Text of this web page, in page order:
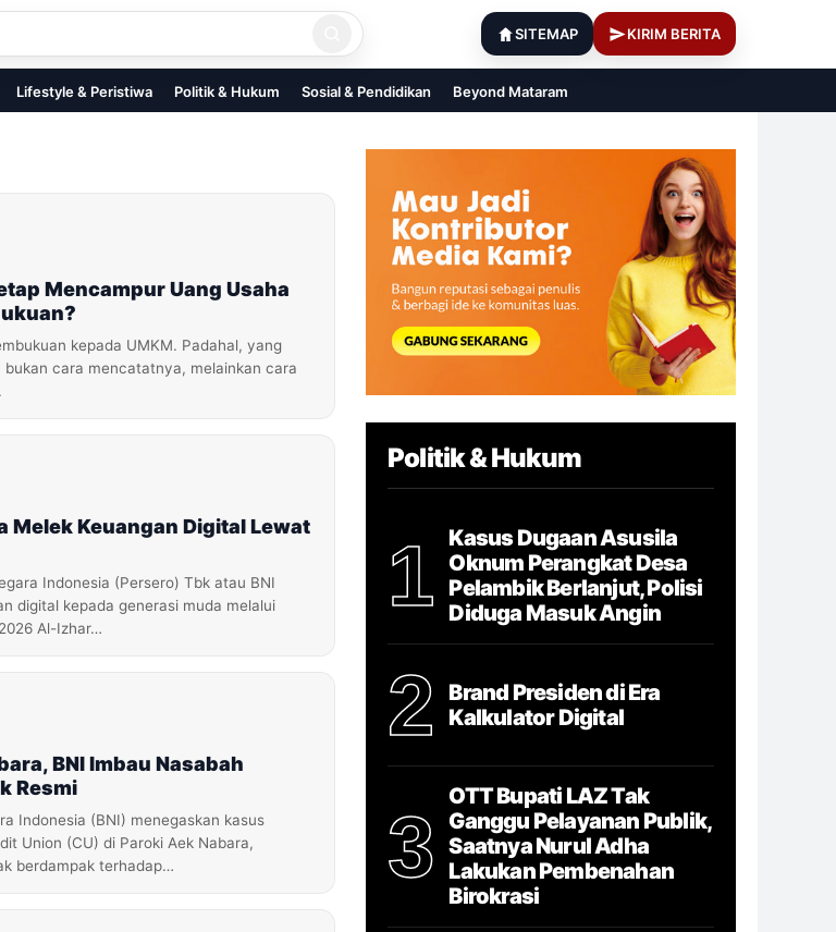
SITEMAP KIRIM BERITA
Lifestyle & Peristiwa Politik & Hukum Sosial & Pendidikan Beyond Mataram
Mencampur Uang Usaha
kepada UMKM. Padahal, yang
cara mencatatnya, melainkan cara
Melek Keuangan Digital Lewat
Indonesia (Persero) Tbk atau BNI
digital kepada generasi muda melalui
Al-Izhar…
BNI Imbau Nasabah
Resmi
Indonesia (BNI) menegaskan kasus
Union (CU) di Paroki Aek Nabara,
berdampak terhadap…
Politik & Hukum
1
Kasus Dugaan Asusila
Oknum Perangkat Desa
Pelambik Berlanjut, Polisi
Diduga Masuk Angin
2
Brand Presiden di Era
Kalkulator Digital
3
OTT Bupati LAZ Tak
Ganggu Pelayanan Publik,
Saatnya Nurul Adha
Lakukan Pembenahan
Birokrasi